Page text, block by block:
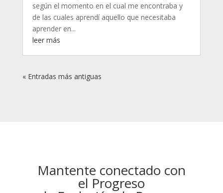
según el momento en el cual me encontraba y
de las cuales aprendí aquello que necesitaba
aprender en...
leer más
« Entradas más antiguas
Mantente conectado con
el Progreso